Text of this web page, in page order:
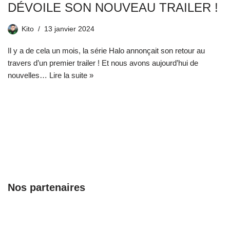
DÉVOILE SON NOUVEAU TRAILER !
Kito 13 janvier 2024
Il y a de cela un mois, la série Halo annonçait son retour au
travers d’un premier trailer ! Et nous avons aujourd’hui de
nouvelles… Lire la suite »
Nos partenaires